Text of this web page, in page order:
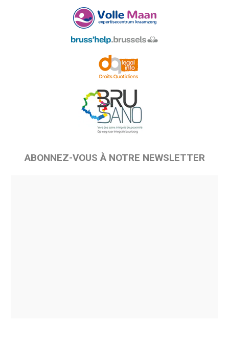
ABONNEZ-VOUS À NOTRE NEWSLETTER